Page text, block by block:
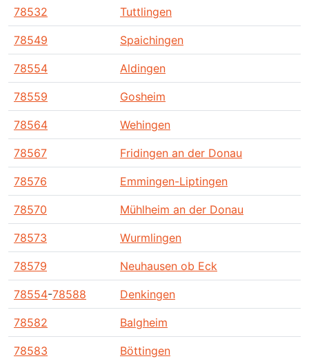
78532 Tuttlingen
78549 Spaichingen
78554 Aldingen
78559 Gosheim
78564 Wehingen
78567 Fridingen an der Donau
78576 Emmingen-Liptingen
78570 Mühlheim an der Donau
78573 Wurmlingen
78579 Neuhausen ob Eck
78554-78588 Denkingen
78582 Balgheim
78583 Böttingen